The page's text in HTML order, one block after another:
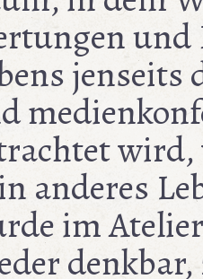
und
jenseits
anderes
im